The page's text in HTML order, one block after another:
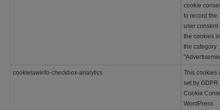
cookie
to record the
user consent
the cookies in
the category
cookielawinfo-checkbox-analytics
This cookies
set by GDPR
Cookie
WordPress